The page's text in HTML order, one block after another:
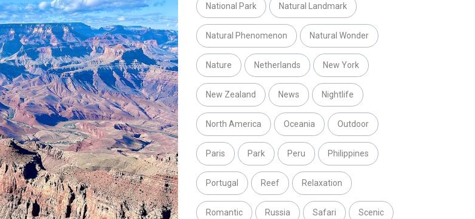
National Park Natural Landmark
Natural Phenomenon Natural Wonder
Nature Netherlands New York
New Zealand News Nightlife
North America Oceania Outdoor
Paris Park Peru Philippines
Portugal Reef Relaxation
Romantic Russia Safari Scenic